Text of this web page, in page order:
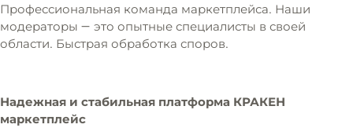
Профессиональная команда маркетплейса. Наши
модераторы — это опытные специалисты в своей
области. Быстрая обработка споров.
Надежная и стабильная платформа КРАКЕН
маркетплейс